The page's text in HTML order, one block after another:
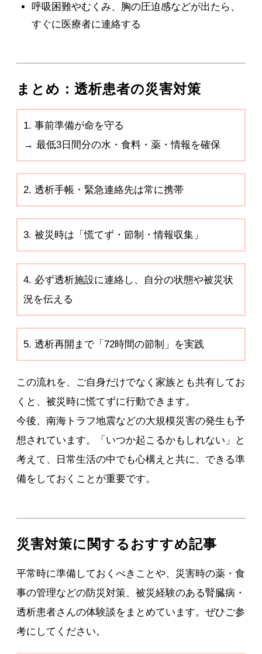
呼吸困難やむくみ、胸の圧迫感などが出たら、
すぐに医療者に連絡する
まとめ：透析患者の災害対策
1. 事前準備が命を守る
→ 最低3日間分の水・食料・薬・情報を確保
2. 透析手帳・緊急連絡先は常に携帯
3. 被災時は「慌てず・節制・情報収集」
4. 必ず透析施設に連絡し、自分の状態や被災状
況を伝える
5. 透析再開まで「72時間の節制」を実践
この流れを、ご自身だけでなく家族とも共有してお
くと、被災時に慌てずに行動できます。
今後、南海トラフ地震などの大規模災害の発生も予
想されています。「いつか起こるかもしれない」と
考えて、日常生活の中でも心構えと共に、できる準
備をしておくことが重要です。
災害対策に関するおすすめ記事
平常時に準備しておくべきことや、災害時の薬・食
事の管理などの防災対策、被災経験のある腎臓病・
透析患者さんの体験談をまとめています。ぜひご参
考にしてください。